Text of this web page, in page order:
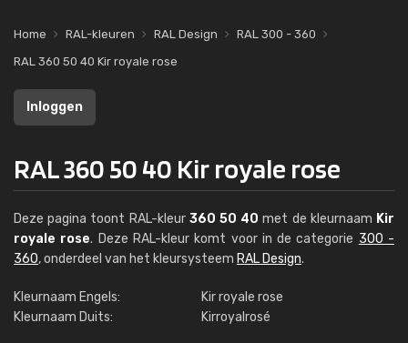
Home RAL-kleuren RAL Design
RAL 300 - 360
RAL 360 50 40 Kir royale rose
Inloggen
RAL 360 50 40 Kir royale rose
Deze pagina toont RAL-kleur 360 50 40 met de kleurnaam Kir
royale rose. Deze RAL-kleur komt voor in de categorie 300 -
360, onderdeel van het kleursysteem RAL Design.
Kleurnaam Engels:
Kir royale rose
Kleurnaam Duits:
Kirroyalrosé